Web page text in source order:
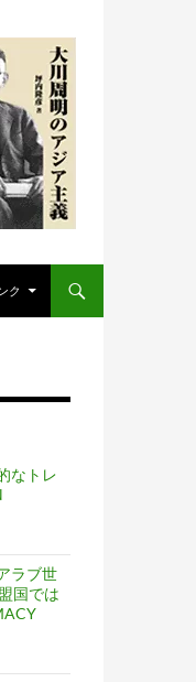
ク
なトレ
ラブ世
国では